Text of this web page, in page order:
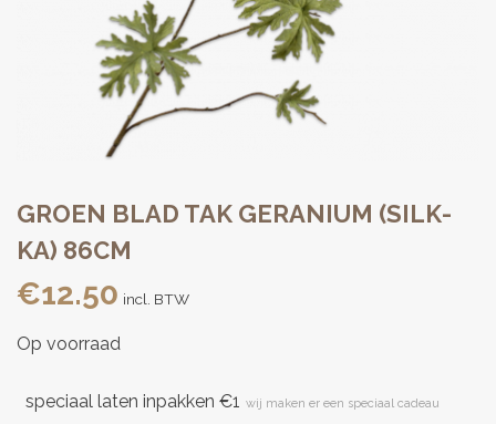
GROEN BLAD TAK GERANIUM (SILK-
KA) 86CM
€12.50 incl. BTW
Op voorraad
speciaal laten inpakken €1 wij maken er een speciaal cadeau